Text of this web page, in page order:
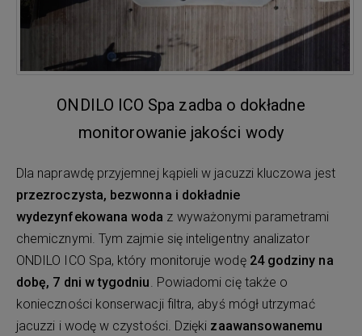
ONDILO ICO Spa zadba o dokładne
monitorowanie jakości wody
Dla naprawdę przyjemnej kąpieli w jacuzzi kluczowa jest
przezroczysta, bezwonna i dokładnie
wydezynfekowana woda z wyważonymi parametrami
chemicznymi. Tym zajmie się inteligentny analizator
ONDILO ICO Spa, który monitoruje wodę 24 godziny na
dobę, 7 dni w tygodniu . Powiadomi cię także o
konieczności konserwacji filtra, abyś mógł utrzymać
jacuzzi i wodę w czystości. Dzięki zaawansowanemu